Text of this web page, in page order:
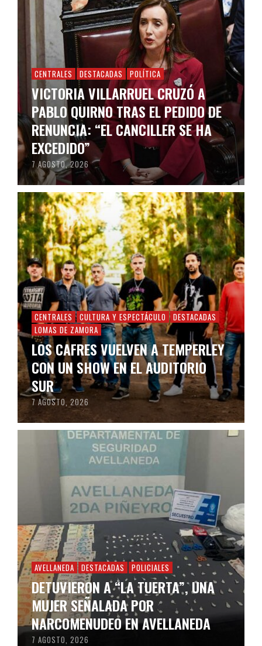
CENTRALES DESTACADAS POLÍTICA
VICTORIA VILLARRUEL CRUZÓ A
PABLO QUIRNO TRAS EL PEDIDO DE
RENUNCIA: “EL CANCILLER SE HA
EXCEDIDO”
7 AGOSTO, 2026
CENTRALES CULTURA Y ESPECTÁCULO
DESTACADAS
LOMAS DE ZAMORA
LOS CAFRES VUELVEN A TEMPERLEY
CON UN SHOW EN EL AUDITORIO
SUR
7 AGOSTO, 2026
AVELLANEDA DESTACADAS POLICIALES
DETUVIERON A “LA TUERTA”, UNA
MUJER SEÑALADA POR
NARCOMENUDEO EN AVELLANEDA
7 AGOSTO, 2026